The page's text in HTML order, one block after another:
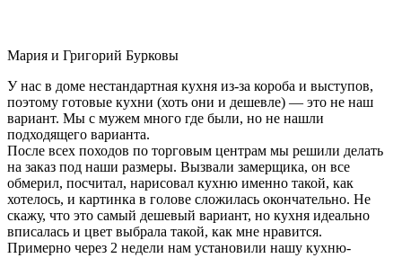
Мария и Григорий Бурковы
У нас в доме нестандартная кухня из-за короба и выступов,
поэтому готовые кухни (хоть они и дешевле) — это не наш
вариант. Мы с мужем много где были, но не нашли
подходящего варианта.
После всех походов по торговым центрам мы решили делать
на заказ под наши размеры. Вызвали замерщика, он все
обмерил, посчитал, нарисовал кухню именно такой, как
хотелось, и картинка в голове сложилась окончательно. Не
скажу, что это самый дешевый вариант, но кухня идеально
вписалась и цвет выбрала такой, как мне нравится.
Примерно через 2 недели нам установили нашу кухню-